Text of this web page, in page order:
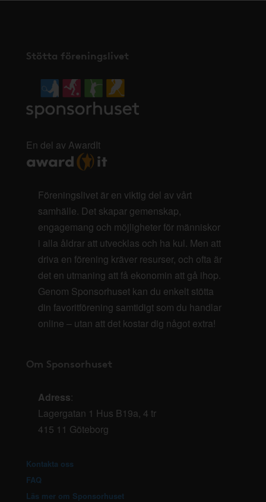
Stötta föreningslivet
En del av AwardIt
Föreningslivet är en viktig del av vårt
samhälle. Det skapar gemenskap,
engagemang och möjligheter för människor
i alla åldrar att utvecklas och ha kul. Men att
driva en förening kräver resurser, och ofta är
det en utmaning att få ekonomin att gå ihop.
Genom Sponsorhuset kan du enkelt stötta
din favoritförening samtidigt som du handlar
online – utan att det kostar dig något extra!
Om Sponsorhuset
Adress:
Lagergatan 1 Hus B19a, 4 tr
415 11 Göteborg
Kontakta oss
FAQ
Läs mer om Sponsorhuset